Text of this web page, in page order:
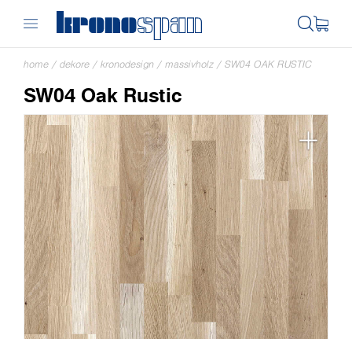
home / dekore / kronodesign / massivholz / SW04 OAK RUSTIC
SW04 Oak Rustic